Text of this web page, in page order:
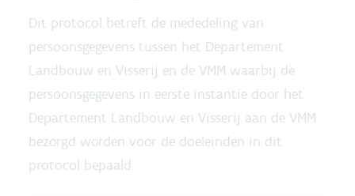
Dit protocol betreft de mededeling van
persoonsgegevens tussen het Departement
Landbouw en Visserij en de VMM waarbij de
persoonsgegevens in eerste instantie door het
Departement Landbouw en Visserij aan de VMM
bezorgd worden voor de doeleinden in dit
protocol bepaald.